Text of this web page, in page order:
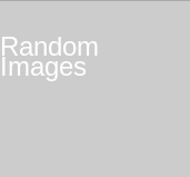
Random
Images